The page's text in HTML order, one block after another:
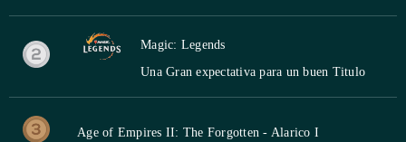
Magic: Legends
Una Gran expectativa para un buen Titulo
Age of Empires II: The Forgotten - Alarico I